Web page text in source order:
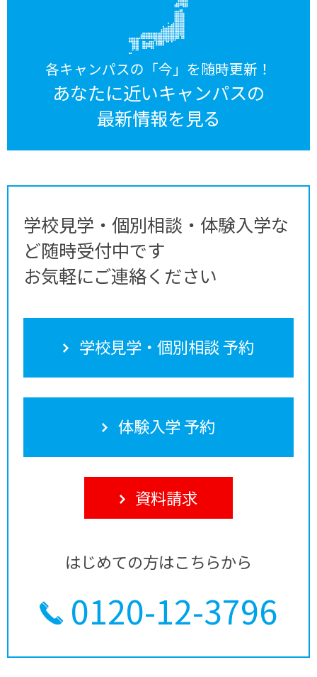
各キャンパスの「今」を随時更新！
あなたに近いキャンパスの
最新情報を見る
学校見学・個別相談・体験入学な
ど随時受付中です
お気軽にご連絡ください
学校見学・個別相談 予約
体験入学 予約
資料請求
はじめての方はこちらから
0120-12-3796